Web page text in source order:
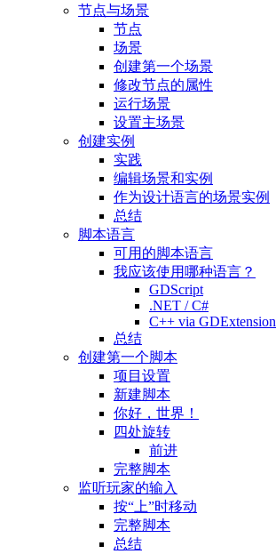
节点与场景
节点
场景
创建第一个场景
修改节点的属性
运行场景
设置主场景
创建实例
实践
编辑场景和实例
作为设计语言的场景实例
总结
脚本语言
可用的脚本语言
我应该使用哪种语言？
GDScript
.NET / C#
C++ via GDExtension
总结
创建第一个脚本
项目设置
新建脚本
你好，世界！
四处旋转
前进
完整脚本
监听玩家的输入
按“上”时移动
完整脚本
总结